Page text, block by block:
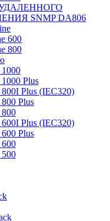
SNMP DА806
600
800
Plus
Plus (IEC320)
Plus
Plus (IEC320)
Plus